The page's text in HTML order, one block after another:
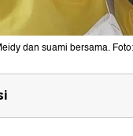
dan suami bersama.
Adhitya Beri